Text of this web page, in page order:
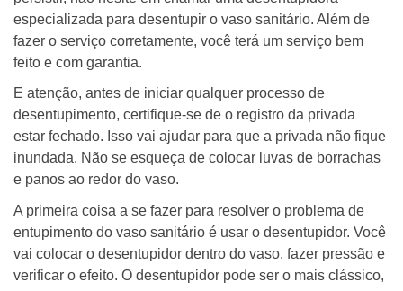
especializada para desentupir o vaso sanitário. Além de
fazer o serviço corretamente, você terá um serviço bem
feito e com garantia.
E atenção, antes de iniciar qualquer processo de
desentupimento, certifique-se de o registro da privada
estar fechado. Isso vai ajudar para que a privada não fique
inundada. Não se esqueça de colocar luvas de borrachas
e panos ao redor do vaso.
A primeira coisa a se fazer para resolver o problema de
entupimento do vaso sanitário é usar o desentupidor. Você
vai colocar o desentupidor dentro do vaso, fazer pressão e
verificar o efeito. O desentupidor pode ser o mais clássico,